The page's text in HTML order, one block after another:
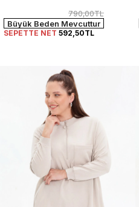
790,00TL
Büyük Beden Mevcuttur
SEPETTE NET 592,50TL